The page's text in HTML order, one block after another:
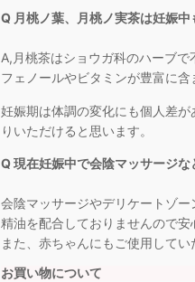
Q 月桃ノ葉、月桃ノ実茶は妊娠中
A,月桃茶はショウガ科のハーブ
フェノールやビタミンが豊富に
妊娠期は体調の変化にも個人差
りいただけると思います。
Q 現在妊娠中で会陰マッサージ
会陰マッサージやデリケートゾー
精油を配合しておりませんので安
また、赤ちゃんにもご使用してい
お買い物について